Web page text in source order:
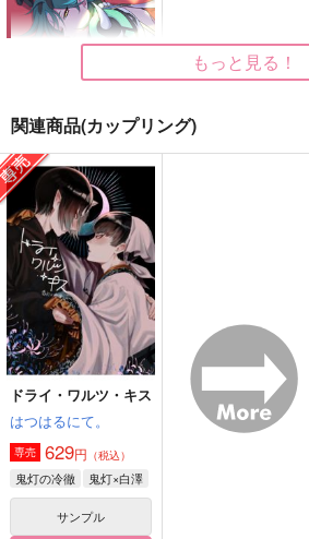
787円（税込）
サンプル
作品詳細
白澤×鬼灯
作品詳細
朝も夜も昼もなくても
貞淑
2,044
白澤×鬼灯
連理の卵
Ａｌｔ
専売 1,100円（税込）
原神 鍾離×ショウ
サンプル
カート
もっと見る！
関連商品(カップリング)
ドライ・ワルツ・キス
はつはるにて。
専売 629円 （税込）
鬼灯の冷徹 鬼灯×白澤
サンプル